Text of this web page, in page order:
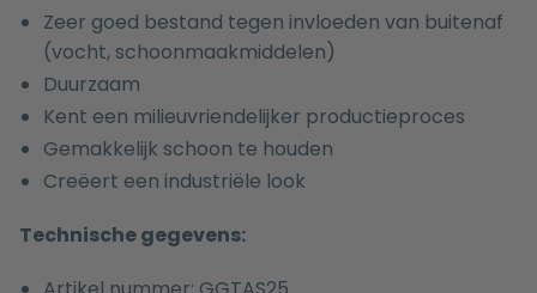
Zeer goed bestand tegen invloeden van buitenaf
(vocht, schoonmaakmiddelen)
Duurzaam
Kent een milieuvriendelijker productieproces
Gemakkelijk schoon te houden
Creëert een industriële look
Technische gegevens: